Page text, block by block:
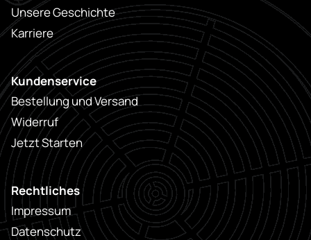
Unsere Geschichte
Karriere
Kundenservice
Bestellung und Versand
Widerruf
Jetzt Starten
Rechtliches
Impressum
Datenschutz